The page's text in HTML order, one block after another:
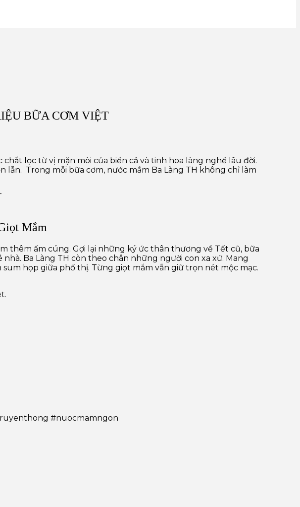
BỮA CƠM VIỆT
chắt lọc từ vị mặn mòi của biển cả và tinh hoa làng nghề lâu đời.
lẫn. Trong mỗi bữa cơm, nước mắm Ba Làng TH không chỉ làm
Mắm
thêm ấm cúng. Gợi lại những ký ức thân thương về Tết cũ, bữa
Ba Làng TH còn theo chân những người con xa xứ. Mang
họp giữa phố thị. Từng giọt mắm vẫn giữ trọn nét mộc mạc.
#nuocmamngon